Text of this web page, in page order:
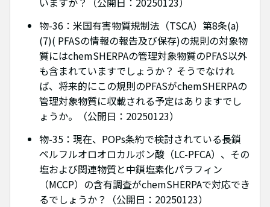
物-36：米国有害物質規制法（TSCA）第8条(a)
(7)( PFASの情報の報告及び保存)の規則の対象物
質にはchemSHERPAの管理対象物質のPFAS以外
も含まれていますでしょうか？ そうでなけれ
ば、将来的にこの規則のPFASがchemSHERPAの
管理対象物質に収載される予定はありますでし
ょうか。（公開日：20250123）
物-35：現在、POPs条約で検討されている長鎖
ペルフルオロオロカルボン酸（LC-PFCA）、その
塩および関連物質と中鎖塩素化パラフィン
（MCCP）の含有調査がchemSHERPAで対応でき
るでしょうか？（公開日：20250123）